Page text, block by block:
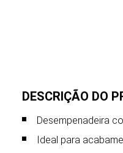
DESCRIÇÃO DO
Desempenadeira
Ideal para